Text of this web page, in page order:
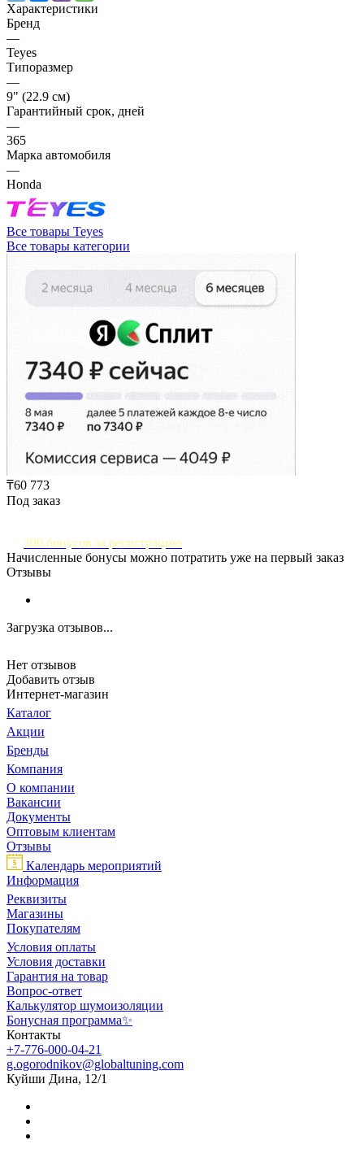
Характеристики
Бренд
—
Teyes
Типоразмер
—
9" (22.9 см)
Гарантийный срок, дней
—
365
Марка автомобиля
—
Honda
Все товары Teyes
Все товары категории
₸60 773
Под заказ
300 бонусов за регистрацию
Начисленные бонусы можно потратить уже на первый заказ
Отзывы
Загрузка отзывов...
Нет отзывов
Добавить отзыв
Интернет-магазин
Каталог
Акции
Бренды
Компания
О компании
Вакансии
Документы
Оптовым клиентам
Отзывы
Календарь мероприятий
Информация
Реквизиты
Магазины
Покупателям
Условия оплаты
Условия доставки
Гарантия на товар
Вопрос-ответ
Калькулятор шумоизоляции
Бонусная программа✨
Контакты
+7-776-000-04-21
g.ogorodnikov@globaltuning.com
Куйши Дина, 12/1